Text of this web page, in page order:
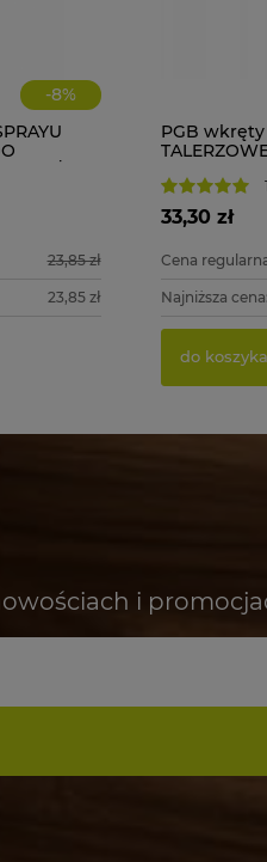
-8%
23,85 zł
23,85 zł
PGB
33,30 zł
Cena
Najniższa cena:
do koszyka
i